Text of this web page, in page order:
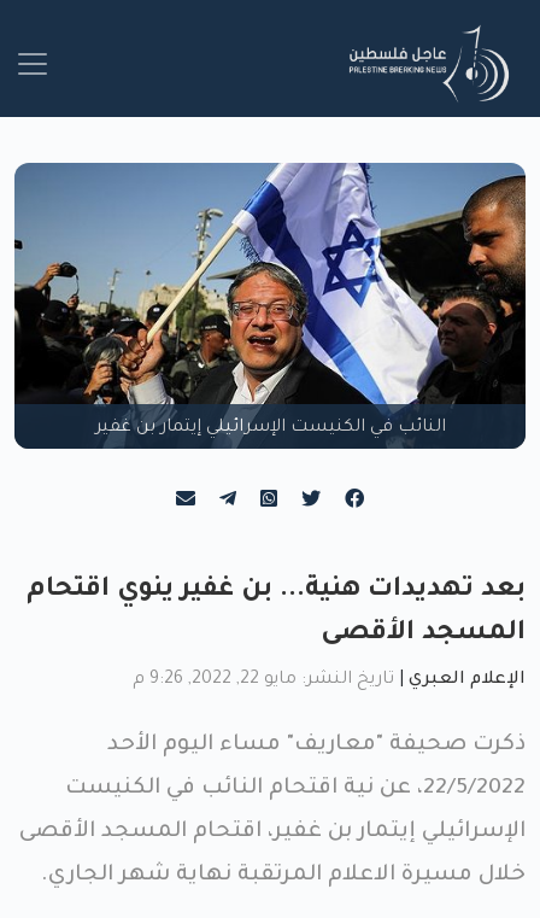
النائب في الكنيست الإسرائيلي إيتمار بن غفير
بعد تهديدات هنية... بن غفير ينوي اقتحام
المسجد الأقصى
الإعلام العبري تاريخ النشر: مايو 22, 2022, 9:26 م
ذكرت صحيفة "معاريف" مساء اليوم الأحد
22/5/2022، عن نية اقتحام النائب في الكنيست
الإسرائيلي إيتمار بن غفير، اقتحام المسجد الأقصى
خلال مسيرة الاعلام المرتقبة نهاية شهر الجاري.